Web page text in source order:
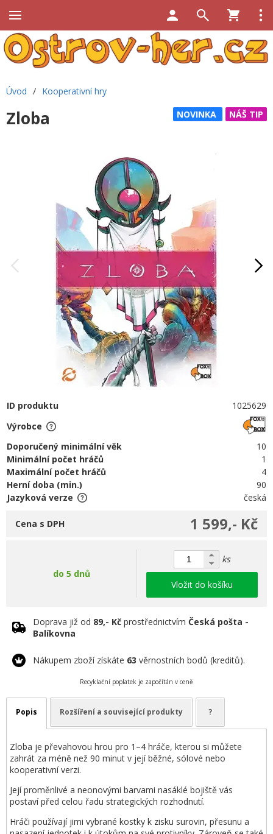
Úvod / Kooperativní hry
NÁŠ TIP
NOVINKA
Zloba
ID produktu
1025629
Výrobce
Doporučený minimální věk
10
Minimální počet hráčů
1
Maximální počet hráčů
4
Herní doba (min.)
90
Jazyková verze
česká
1 599,- Kč
Cena s DPH
do 5 dnů
ks
Vložit do košíku
Doprava již od 89,- Kč prostřednictvím Česká pošta -
Balíkovna
Nákupem zboží získáte 63 věrnostních bodů (kreditů).
Recyklační poplatek je započítán v ceně
Popis Rozšíření a související produkty ?
Zloba je převahovou hrou pro 1–4 hráče, kterou si můžete
zahrát za méně než 90 minut v její běžné, sólové nebo
kooperativní verzi.
Její proměnlivé a neonovými barvami nasáklé bojiště vás
postaví před celou řadu strategických rozhodnutí.
Hráči používají jimi vybrané kostky k zisku surovin, přesunu a